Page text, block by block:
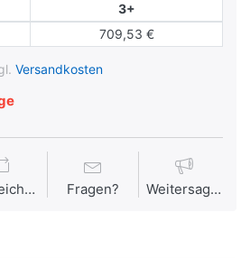
3+
709,53 €
Versandkosten
Vergleichen Fragen? Weitersagen